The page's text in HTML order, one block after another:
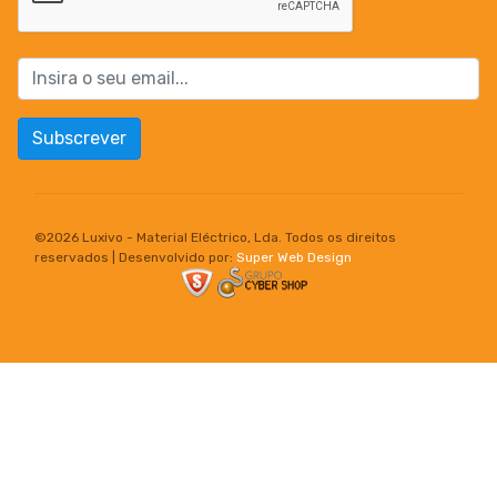
Subscrever
©2026 Luxivo - Material Eléctrico, Lda. Todos os direitos
reservados | Desenvolvido por: Super Web Design